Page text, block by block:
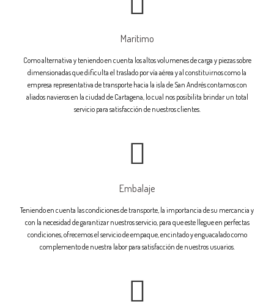
Maritimo
Como alternativa y teniendo en cuenta los altos volumenes de carga y piezas sobre
dimensionadas que dificulta el traslado por vía aérea y al constituirnos como la
empresa representativa de transporte hacia la isla de San Andrés contamos con
aliados navieros en la ciudad de Cartagena, lo cual nos posibilita brindar un total
servicio para satisfacción de nuestros clientes.
Embalaje
Teniendo en cuenta las condiciones de transporte, la importancia de su mercancia y
con la necesidad de garantizar nuestros servicio, para que este llegue en perfectas
condiciones, ofrecemos el servicio de empaque, encintado y enguacalado como
complemento de nuestra labor para satisfacción de nuestros usuarios.